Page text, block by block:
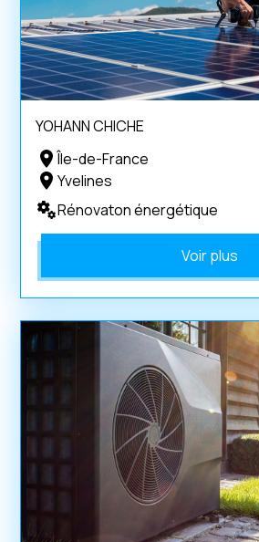
YOHANN CHICHE
Île-de-France
Yvelines
Rénovaton énergétique
Voir plus